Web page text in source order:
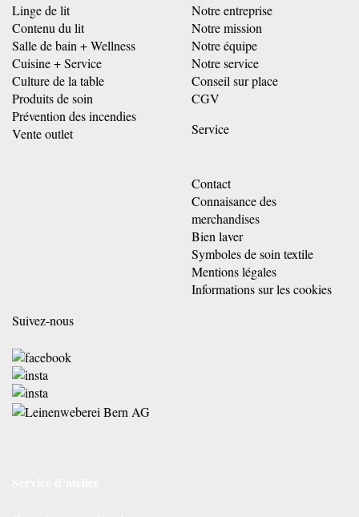
Linge de lit
Contenu du lit
Salle de bain + Wellness
Cuisine + Service
Culture de la table
Produits de soin
Prévention des incendies
Vente outlet
Notre entreprise
Notre mission
Notre équipe
Notre service
Conseil sur place
CGV
Service
Contact
Connaisance des
merchandises
Bien laver
Symboles de soin textile
Mentions légales
Informations sur les cookies
Suivez-nous